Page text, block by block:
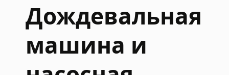
в
а
Дождевальная
машина и